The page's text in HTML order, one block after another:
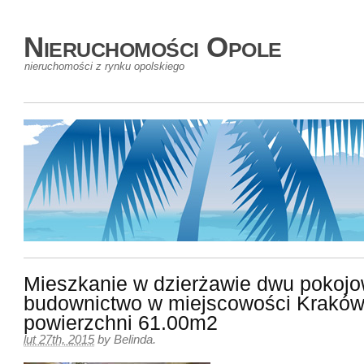
Nieruchomości Opole
nieruchomości z rynku opolskiego
Mieszkanie w dzierżawie dwu
budownictwo w miejscowości
powierzchni 61.00m2
lut 27th, 2015 by Belinda.